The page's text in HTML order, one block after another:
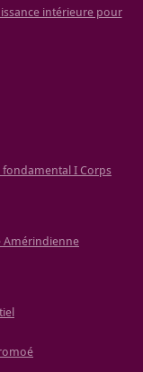
intérieure pour
I Corps
Amérindienne